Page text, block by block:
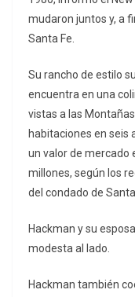
mudaron juntos y, a
Santa Fe.
Su rancho de estilo
encuentra en una
vistas a las
habitaciones en seis
un valor de mercado
millones, según los
del condado de Santa
Hackman y su
modesta al lado.
Hackman también